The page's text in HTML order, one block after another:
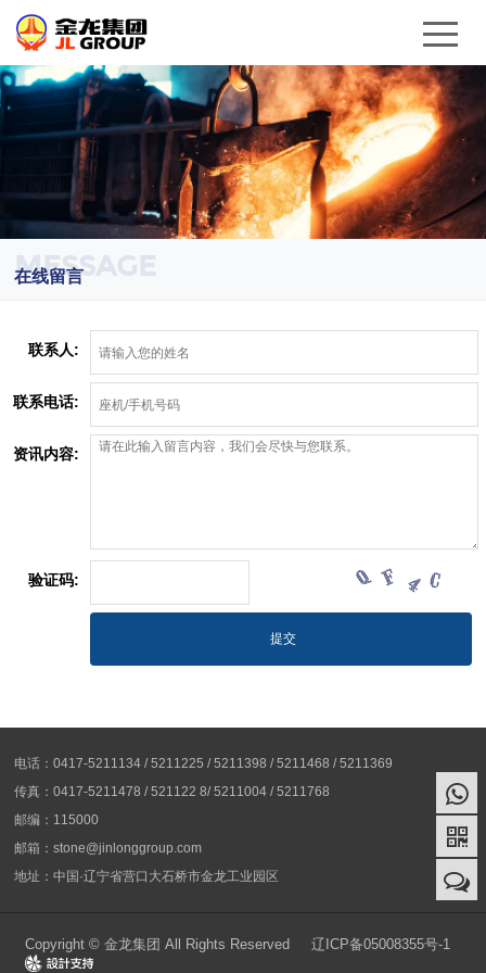
MESSAGE
在线留言
联系人:
联系电话:
资讯内容:
验证码:
电话：0417-5211134 / 5211225 / 5211398 / 5211468 / 5211369
传真：0417-5211478 / 521122 8/ 5211004 / 5211768
邮编：115000
邮箱：stone@jinlonggroup.com
地址：中国·辽宁省营口大石桥市金龙工业园区
Copyright © 金龙集团 All Rights Reserved
辽ICP备05008355号-1
Design